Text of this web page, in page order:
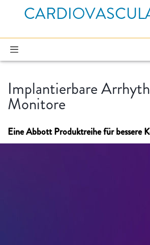
Implantierbare
Monitore
Eine Abbott Produktreihe für bessere